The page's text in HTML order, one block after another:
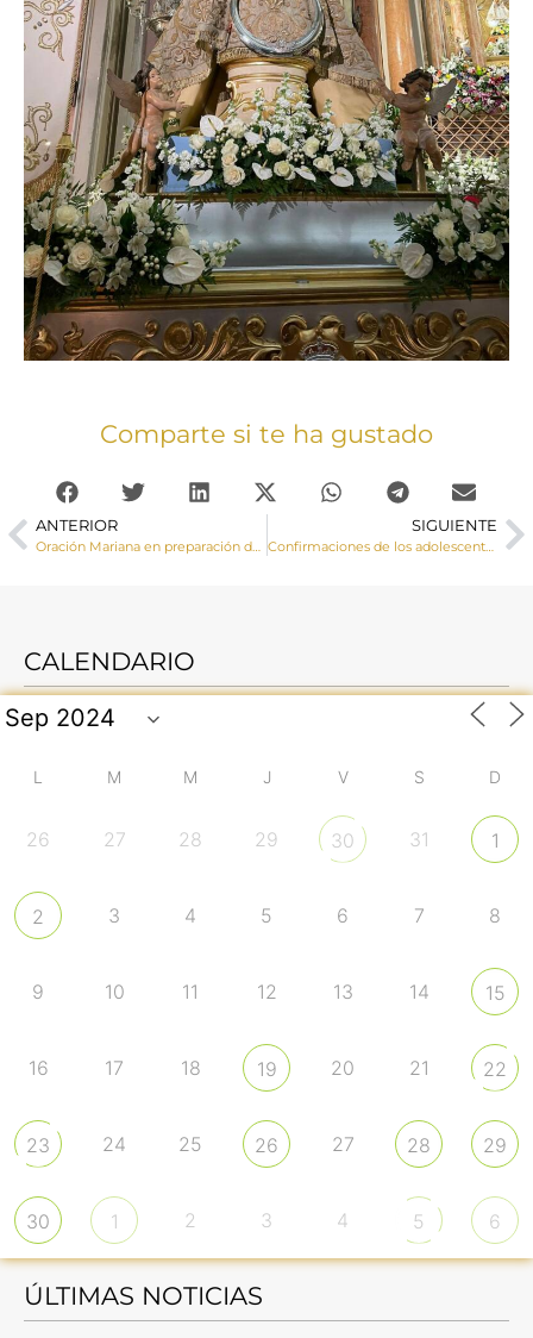
Comparte si te ha gustado
ANTERIOR SIGUIENTE
Confirmaciones de los adolescentes de las parroquias de Villalpardo, Villarta y El Herrumblar en el Santuario de Ntra. Sra. de Consolación
CALENDARIO
L M M J V S D
26 27 28 29 30 31 1
2 3 4 5 6 7 8
9 10 11 12 13 14 15
16 17 18 19 20 21 22
23 24 25 26 27 28 29
30 1 2 3 4 5 6
ÚLTIMAS NOTICIAS